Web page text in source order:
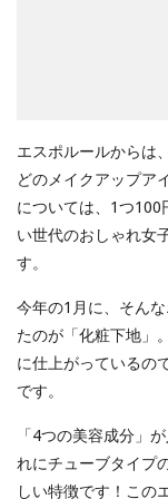
エスポルールからは
どのメイクアップア
については、1つ
い世代のおしゃれ女
す。
今年の1月に、そん
たのが「化粧下地」
に仕上がっているの
です。
「4つの美容成分」
れにチューブタイプ
しい特徴です！この